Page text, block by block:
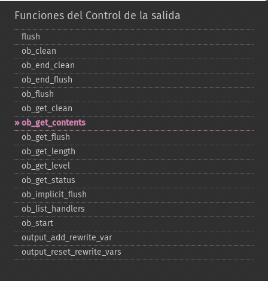
Funciones del Control de la salida
flush
ob_​clean
ob_​end_​clean
ob_​end_​flush
ob_​flush
ob_​get_​clean
ob_​get_​contents
ob_​get_​flush
ob_​get_​length
ob_​get_​level
ob_​get_​status
ob_​implicit_​flush
ob_​list_​handlers
ob_​start
output_​add_​rewrite_​var
output_​reset_​rewrite_​vars